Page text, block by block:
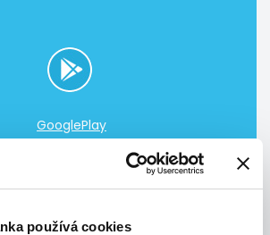
používá cookies
GooglePlay